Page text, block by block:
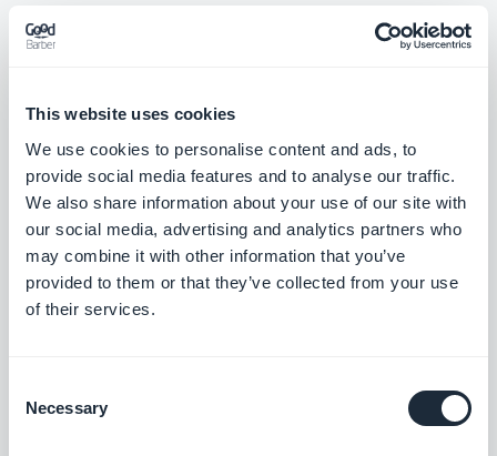
This website uses cookies
We use cookies to personalise content and ads, to
provide social media features and to analyse our traffic.
We also share information about your use of our site with
our social media, advertising and analytics partners who
may combine it with other information that you’ve
provided to them or that they’ve collected from your use
of their services.
Selection
Necessary
Microsoft Outlook
Yhdistä GoodBarber-sovellus Outlook-
sähköpostiin.
Vapaa